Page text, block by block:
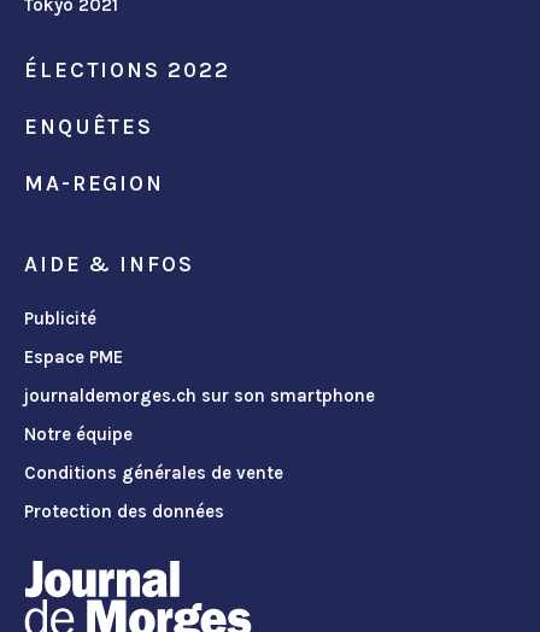
Tokyo 2021
ÉLECTIONS 2022
ENQUÊTES
MA-REGION
AIDE & INFOS
Publicité
Espace PME
journaldemorges.ch sur son smartphone
Notre équipe
Conditions générales de vente
Protection des données